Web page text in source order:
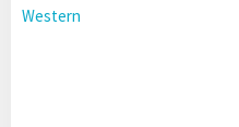
Western